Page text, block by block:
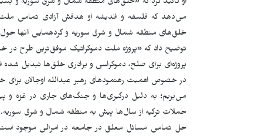
او تأکید کرد که «خلق‌های منطقه شمال و شرق سوریه و
می‌دهد که فلسفه و اندیشه او هدفش آزادی تمامی
خلق‌های منطقه شمال و شرق سوریه و گردهمایی آنها حول
توضیح داد که «پروژه ملت دموکراتیک موفق‌ترین طرح در
پروژه‌ای برای صلح، دموکراسی و برادری خلق‌ها تبدیل
در خصوص اهمیت رهنمودهای رهبر عبدالله اوجالان
می‌بریم؛ به دلیل درگیری‌ها و جنگ‌های جاری در غزه و
حملات ترکیه از سال‌ها پیش به منطقه شمال و شرق سوریه.
حل تمامی مسائل معلق در جامعه در امرالی موجود